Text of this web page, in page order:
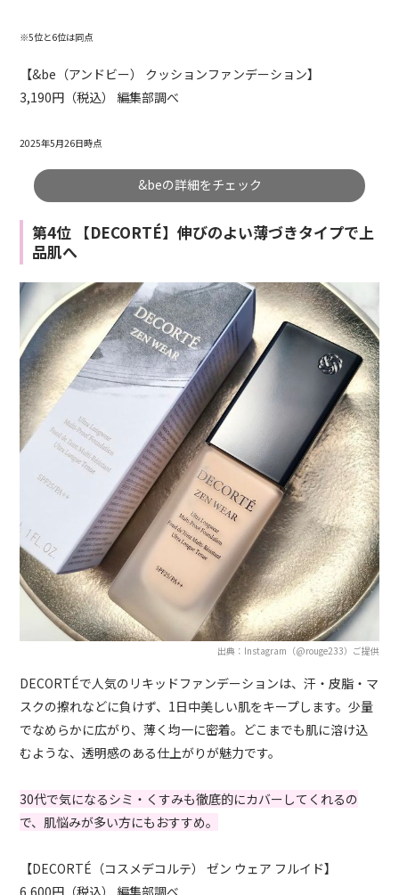
※5位と6位は同点
【&be（アンドビー） クッションファンデーション】
3,190円（税込） 編集部調べ
2025年5月26日時点
&beの詳細をチェック
第4位 【DECORTÉ】伸びのよい薄づきタイプで上
品肌へ
出典：Instagram（@rouge233）ご提供
DECORTÉで人気のリキッドファンデーションは、汗・皮脂・マ
スクの擦れなどに負けず、1日中美しい肌をキープします。少量
でなめらかに広がり、薄く均一に密着。どこまでも肌に溶け込
むような、透明感のある仕上がりが魅力です。
30代で気になるシミ・くすみも徹底的にカバーしてくれるの
で、肌悩みが多い方にもおすすめ。
【DECORTÉ（コスメデコルテ） ゼン ウェア フルイド】
6,600円（税込） 編集部調べ